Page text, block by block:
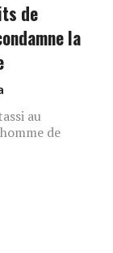
de
la
au
de